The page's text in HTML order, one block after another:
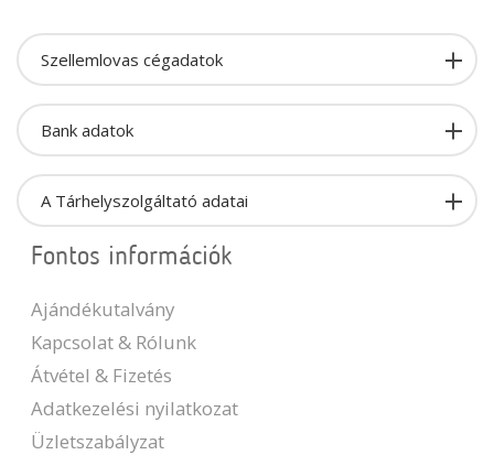
Szellemlovas cégadatok
Bank adatok
A Tárhelyszolgáltató adatai
Fontos információk
Ajándékutalvány
Kapcsolat & Rólunk
Átvétel & Fizetés
Adatkezelési nyilatkozat
Üzletszabályzat